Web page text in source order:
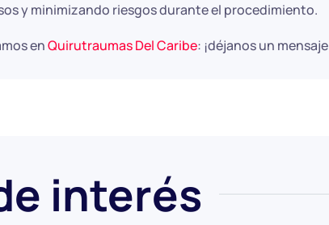
y minimizando riesgos durante el procedimiento.
enQuirutraumas Del Caribe: ¡déjanos un mensaje
interés